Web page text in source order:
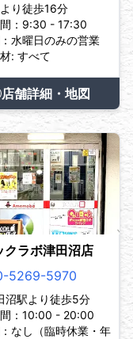
り徒歩16分
：9:30 - 17:30
水曜日のみの営業
: すべて
店舗詳細・地図
クラボ津田沼店
5269-5970
沼駅より徒歩5分
：10:00 - 20:00
なし（臨時休業・年